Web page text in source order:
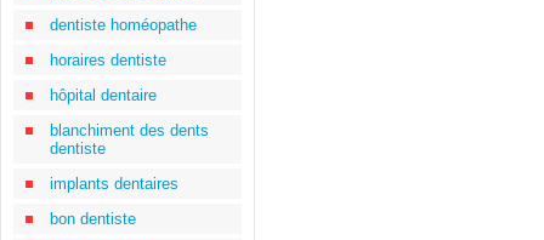
dentiste homéopathe
horaires dentiste
hôpital dentaire
blanchiment des dents
dentiste
implants dentaires
bon dentiste